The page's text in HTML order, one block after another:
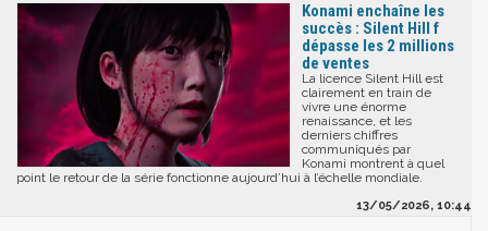
Konami enchaîne les
succès : Silent Hill f
dépasse les 2 millions
de ventes
La licence Silent Hill est
clairement en train de
vivre une énorme
renaissance, et les
derniers chiffres
communiqués par
Konami montrent à quel
point le retour de la série fonctionne aujourd’hui à l’échelle mondiale.
13/05/2026, 10:44